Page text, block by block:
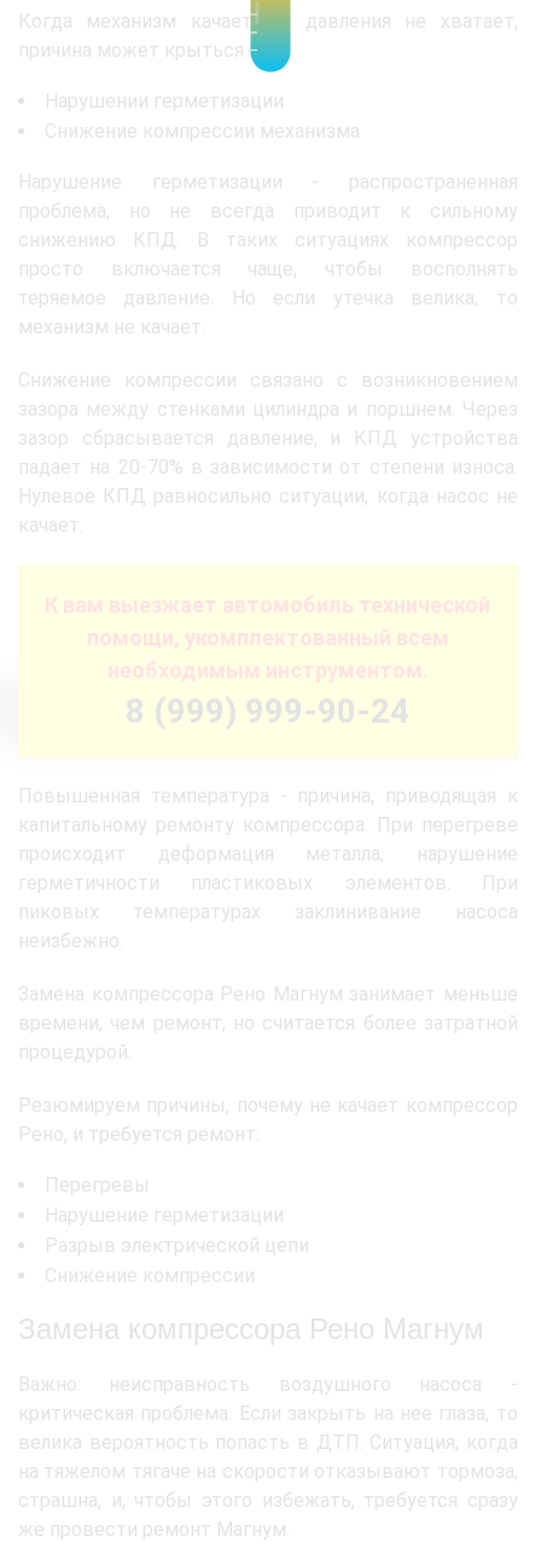
Когда механизм качает, но давления не хватает,
причина может крыться в:
Нарушении герметизации
Снижение компрессии механизма
Нарушение герметизации - распространенная
проблема, но не всегда приводит к сильному
снижению КПД. В таких ситуациях компрессор
просто включается чаще, чтобы восполнять
теряемое давление. Но если утечка велика, то
механизм не качает.
Снижение компрессии связано с возникновением
зазора между стенками цилиндра и поршнем. Через
зазор сбрасывается давление, и КПД устройства
падает на 20-70% в зависимости от степени износа.
Нулевое КПД равносильно ситуации, когда насос не
качает.
К вам выезжает автомобиль технической
помощи, укомплектованный всем
необходимым инструментом.
8 (999) 999-90-24
Повышенная температура - причина, приводящая к
капитальному ремонту компрессора. При перегреве
происходит деформация металла, нарушение
герметичности пластиковых элементов. При
пиковых температурах заклинивание насоса
неизбежно.
Замена компрессора Рено Магнум занимает меньше
времени, чем ремонт, но считается более затратной
процедурой.
Резюмируем причины, почему не качает компрессор
Рено, и требуется ремонт:
Перегревы
Нарушение герметизации
Разрыв электрической цепи
Снижение компрессии
Замена компрессора Рено Магнум
Важно: неисправность воздушного насоса -
критическая проблема. Если закрыть на нее глаза, то
велика вероятность попасть в ДТП. Ситуация, когда
на тяжелом тягаче на скорости отказывают тормоза,
страшна, и, чтобы этого избежать, требуется сразу
же провести ремонт Магнум.